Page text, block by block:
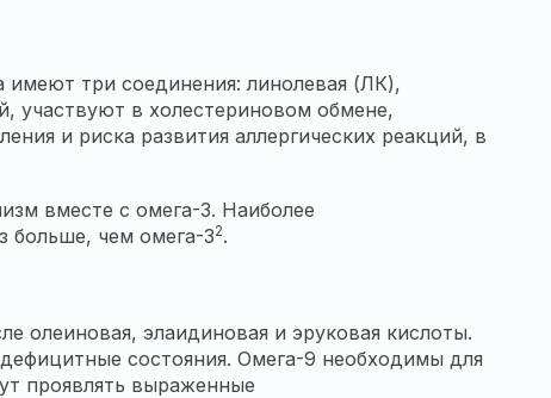
имеют три соединения: линолевая (ЛК),
участвуют в холестериновом обмене,
и риска развития аллергических реакций, в
вместе с омега-3. Наиболее
больше, чем омега-32.
олеиновая, элаидиновая и эруковая кислоты.
состояния. Омега-9 необходимы для
проявлять выраженные